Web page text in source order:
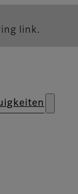
link.